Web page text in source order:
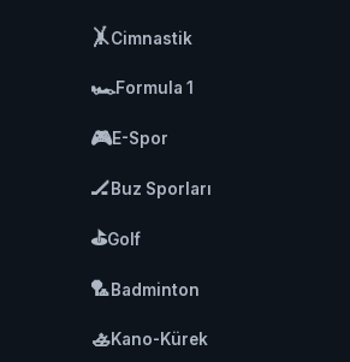
🤸Cimnastik
🏎️Formula 1
🎮E-Spor
🏒Buz Sporları
⛳Golf
🏸Badminton
🚣Kano-Kürek